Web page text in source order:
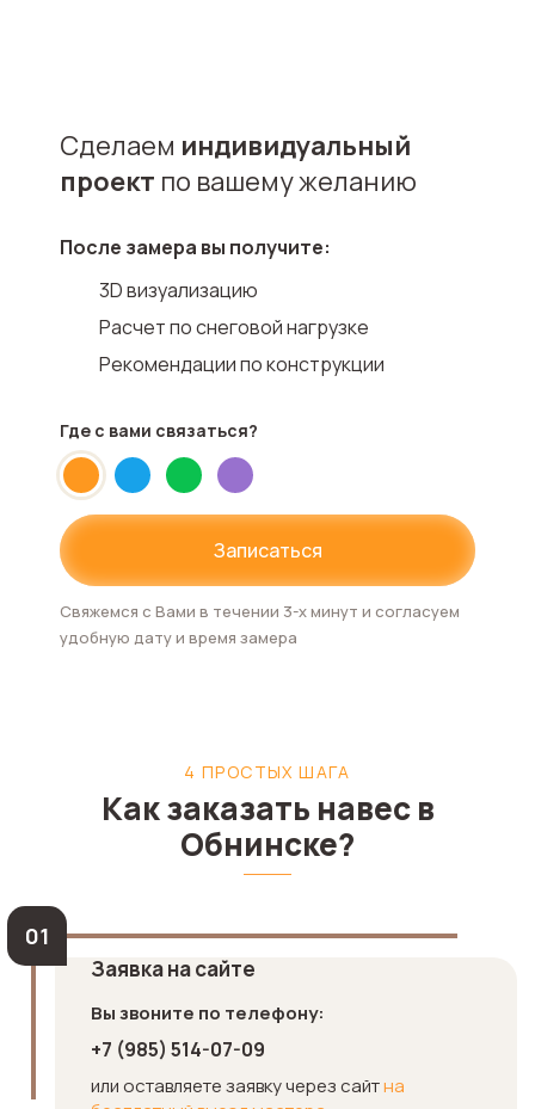
Сделаем индивидуальный
проект по вашему желанию
После замера вы получите:
3D визуализацию
Расчет по снеговой нагрузке
Рекомендации по конструкции
Где с вами связаться?
Записаться
Свяжемся с Вами в течении 3-х минут и согласуем
удобную дату и время замера
4 ПРОСТЫХ ШАГА
Как заказать навес в
Обнинске?
Заявка на сайте
Вы звоните по телефону:
+7 (985) 514-07-09
или оставляете заявку через сайтна